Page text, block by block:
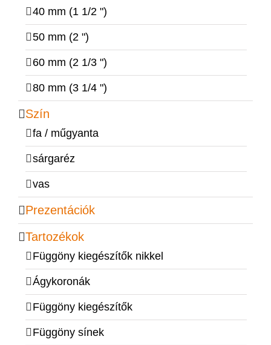
40 mm (1 1/2 ")
50 mm (2 ")
60 mm (2 1/3 ")
80 mm (3 1/4 ")
Szín
fa / műgyanta
sárgaréz
vas
Prezentációk
Tartozékok
Függöny kiegészítők nikkel
Ágykoronák
Függöny kiegészítők
Függöny sínek